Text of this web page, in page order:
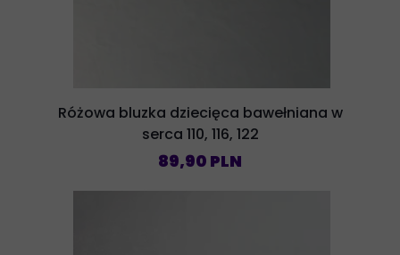
Różowa bluzka dziecięca bawełniana w
serca 110, 116, 122
89,90 PLN